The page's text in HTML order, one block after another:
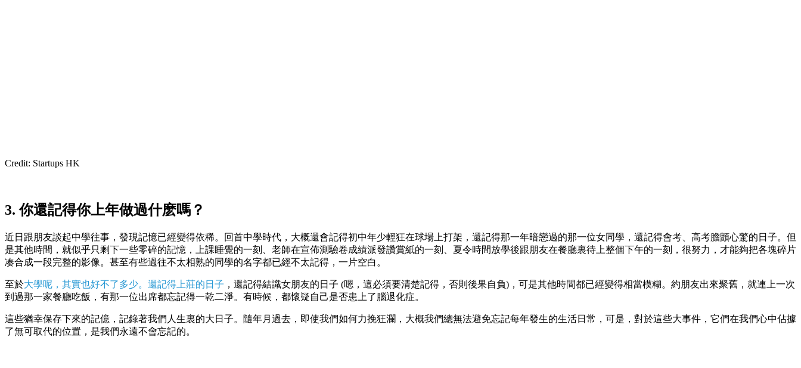
Credit: Startups HK
3. 你還記得你上年做過什麽嗎？
近日跟朋友談起中學往事，發現記憶已經變得依稀。回首中學時代，大概還會記得初中年少輕狂在球場上打架，還記得那一年暗戀過的那一位女同學，還記得會考、高考膽顫心驚的日子。但
是其他時間，就似乎只剩下一些零碎的記憶，上課睡覺的一刻、老師在宣佈測驗卷成績派發讚賞紙的一刻、夏令時間放學後跟朋友在餐廳裏待上整個下午的一刻，很努力，才能夠把各塊碎片
凑合成一段完整的影像。甚至有些過往不太相熟的同學的名字都已經不太記得，一片空白。
至於大學呢，其實也好不了多少。還記得上莊的日子 ，還記得結識女朋友的日子 (嗯，這必須要清楚記得，否則後果自負)，可是其他時間都已經變得相當模糊。約朋友出來聚舊，就連上一次
到過那一家餐廳吃飯，有那一位出席都忘記得一乾二淨。有時候，都懷疑自己是否患上了腦退化症。
這些猶幸保存下來的記億，記錄著我們人生裏的大日子。隨年月過去，即使我們如何力挽狂瀾，大概我們總無法避免忘記每年發生的生活日常，可是，對於這些大事件，它們在我們心中佔據
了無可取代的位置，是我們永遠不會忘記的。